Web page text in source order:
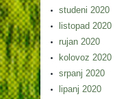
studeni 2020
listopad 2020
rujan 2020
kolovoz 2020
srpanj 2020
lipanj 2020